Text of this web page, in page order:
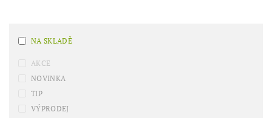
NA SKLADĚ
AKCE
NOVINKA
TIP
VÝPRODEJ